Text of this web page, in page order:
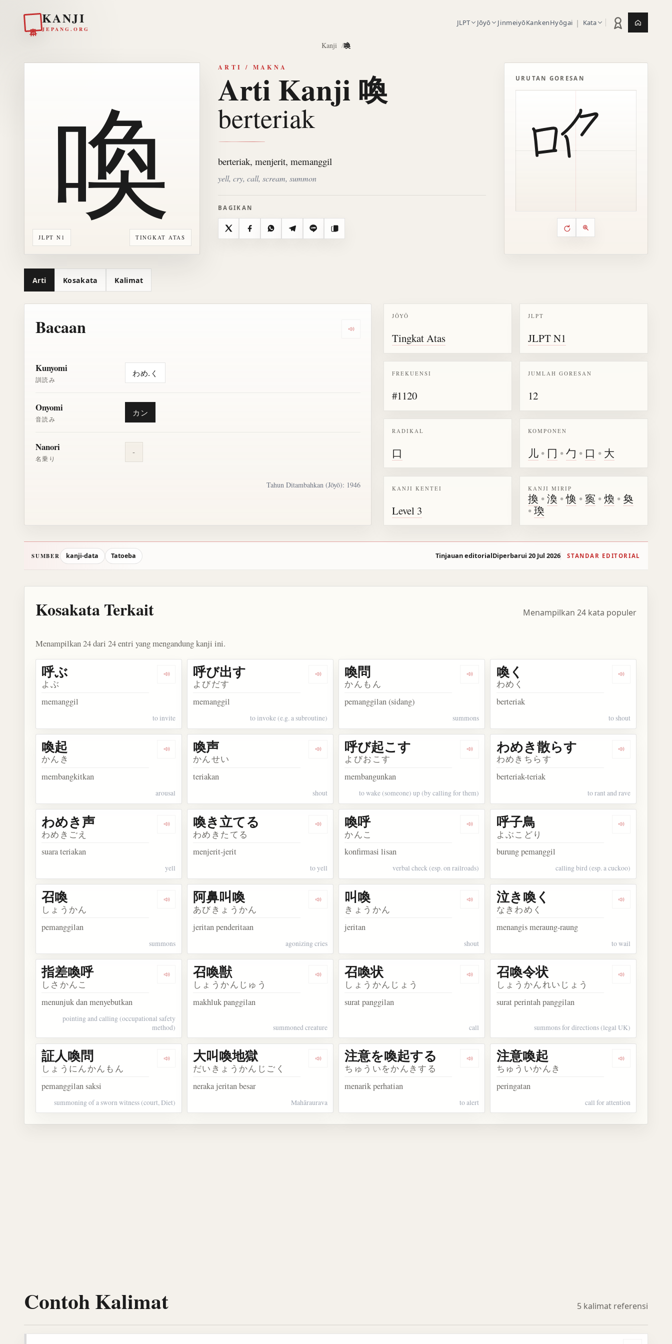
KANJI
JEPANG.ORG
JLPT Jōyō JinmeiyōKankenHyōgai | Kata Statistik latihan
Kanji 喚
JLPT N1 TINGKAT ATAS
喚
ARTI / MAKNA
Arti Kanji 喚
berteriak
berteriak, menjerit, memanggil
yell, cry, call, scream, summon
BAGIKAN
X FacebookWhatsAppTelegramLine Salin
URUTAN GORESAN
Kontrol animasi urutan
Putar ulang animasi
Perbesar animasi
Arti Kosakata Kalimat
Bacaan Dengarkan semua bacaan untuk kanji 喚
Kunyomi
訓読み
わめ.く
Onyomi
音読み
カン
Nanori
名乗り
-
Tahun Ditambahkan (Jōyō): 1946
JŌYŌ
Tingkat Atas
JLPT
JLPT N1
FREKUENSI
#1120
JUMLAH GORESAN
12
RADIKAL
口
KOMPONEN
儿 • 冂 •勹 • 口 • 大
KANJI KENTEI
Level 3
KANJI MIRIP
換 •渙 •愌 •寏 •煥 • 奐
•瑍
SUMBER kanji-data Tatoeba Tinjauan editorialDiperbarui 20 Jul 2026 STANDAR EDITORIAL
Kosakata Terkait Menampilkan 24 kata populer
Menampilkan 24 dari 24 entri yang mengandung kanji ini.
Dengarkan kosakata 呼ぶ
呼ぶ
よぶ
memanggil
to invite
Dengarkan kosakata 呼び出す
呼び出す
よびだす
memanggil
to invoke (e.g. a subroutine)
Dengarkan kosakata 喚問
喚問
かんもん
pemanggilan (sidang)
summons
Dengarkan
喚く
わめく
berteriak
to shout
Dengarkan kosakata 喚起
喚起
かんき
membangkitkan
arousal
Dengarkan kosakata 喚声
喚声
かんせい
teriakan
shout
Dengarkan kosakata 呼び起こす
呼び起こす
よびおこす
membangunkan
to wake (someone) up (by calling for them)
Dengarkan
わめき散らす
わめきちらす
berteriak-teriak
to rant and rave
Dengarkan kosakata わめき声
わめき声
わめきごえ
suara teriakan
yell
Dengarkan kosakata 喚き立てる
喚き立てる
わめきたてる
menjerit-jerit
to yell
Dengarkan kosakata 喚呼
喚呼
かんこ
konfirmasi lisan
verbal check (esp. on railroads)
Dengarkan
呼子鳥
よぶこどり
burung pemanggil
calling bird (esp. a cuckoo)
Dengarkan kosakata 召喚
召喚
しょうかん
pemanggilan
summons
Dengarkan kosakata 阿鼻叫喚
阿鼻叫喚
あびきょうかん
jeritan penderitaan
agonizing cries
Dengarkan kosakata 叫喚
叫喚
きょうかん
jeritan
shout
Dengarkan
泣き喚く
なきわめく
menangis meraung-raung
to wail
Dengarkan kosakata 指差喚呼
指差喚呼
しさかんこ
menunjuk dan menyebutkan
pointing and calling (occupational safety
method)
Dengarkan kosakata 召喚獣
召喚獣
しょうかんじゅう
makhluk panggilan
summoned creature
Dengarkan kosakata 召喚状
召喚状
しょうかんじょう
surat panggilan
call
Dengarkan
召喚令状
しょうかんれいじょう
surat perintah panggilan
summons for directions (legal UK)
Dengarkan kosakata 証人喚問
証人喚問
しょうにんかんもん
pemanggilan saksi
summoning of a sworn witness (court, Diet)
Dengarkan kosakata 大叫喚地獄
大叫喚地獄
だいきょうかんじごく
neraka jeritan besar
Mahāraurava
Dengarkan kosakata 注意を喚起する
注意を喚起する
ちゅういをかんきする
menarik perhatian
to alert
Dengarkan
注意喚起
ちゅういかんき
peringatan
call for attention
Contoh Kalimat 5 kalimat referensi